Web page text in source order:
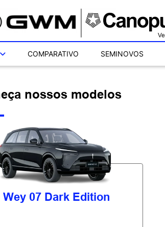
COMPARATIVO SEMINOVOS
nossos modelos
Wey 07 Dark Edition